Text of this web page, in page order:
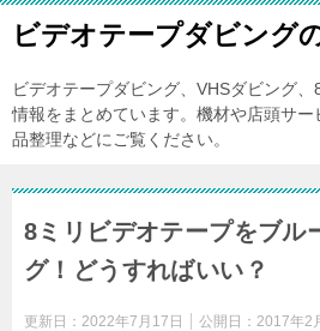
ビデオテープダビング
ビデオテープダビング、VHSダビング
情報をまとめています。機材や店頭サ
品整理などにご覧ください。
8ミリビデオテープをブル
グ！どうすればいい？
更新日： 2022年7月17日 公開日： 2017年2